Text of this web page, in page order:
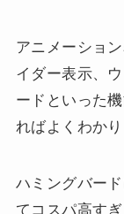
アニメーショ
イダー表示、
ードといった機
ればよくわかり
ハミングバー
てコスパ高す